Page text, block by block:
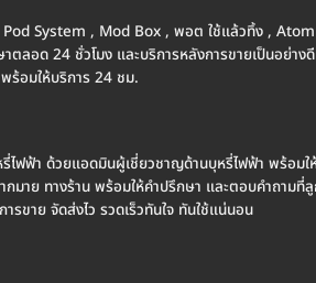
Pod System , Mod Box , พอต ใช้แล้วทิ้ง ,
ลอด 24 ชั่วโมง และบริการหลังการขายเป็นอย่าง
ร้อมให้บริการ 24 ชม.
ไฟฟ้า ด้วยแอดมินผู้เชี่ยวชาญด้านบุหรี่ไฟฟ้า พร้อมใ
กมาย ทางร้าน พร้อมให้คำปรึกษา และตอบคำถามที่
รขาย จัดส่งไว รวดเร็วทันใจ ทันใช้แน่นอน